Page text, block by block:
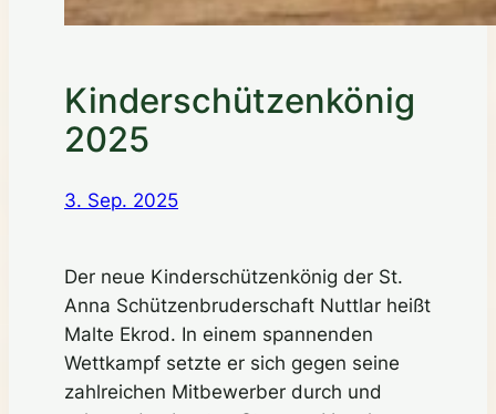
Kinderschützenkönig
2025
3. Sep. 2025
Der neue Kinderschützenkönig der St.
Anna Schützenbruderschaft Nuttlar heißt
Malte Ekrod. In einem spannenden
Wettkampf setzte er sich gegen seine
zahlreichen Mitbewerber durch und